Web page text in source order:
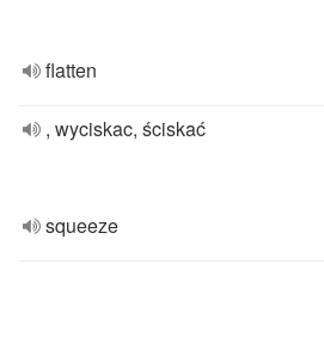
flatten
, wyciskac, ściskać
squeeze